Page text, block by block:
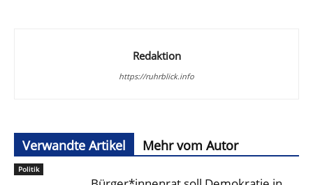
Redaktion
https://ruhrblick.info
Verwandte Artikel Mehr vom Autor
Politik